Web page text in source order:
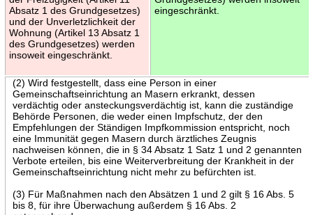
Absatz 1 des Grundgesetzes)
und der Unverletzlichkeit der
Wohnung (Artikel 13 Absatz 1
des Grundgesetzes) werden
insoweit eingeschränkt.
eingeschränkt.
(2) Wird festgestellt, dass eine Person in einer
Gemeinschaftseinrichtung an Masern erkrankt, dessen
verdächtig oder ansteckungsverdächtig ist, kann die zuständige
Behörde Personen, die weder einen Impfschutz, der den
Empfehlungen der Ständigen Impfkommission entspricht, noch
eine Immunität gegen Masern durch ärztliches Zeugnis
nachweisen können, die in § 34 Absatz 1 Satz 1 und 2 genannten
Verbote erteilen, bis eine Weiterverbreitung der Krankheit in der
Gemeinschaftseinrichtung nicht mehr zu befürchten ist.
(3) Für Maßnahmen nach den Absätzen 1 und 2 gilt § 16 Abs. 5
bis 8, für ihre Überwachung außerdem § 16 Abs. 2